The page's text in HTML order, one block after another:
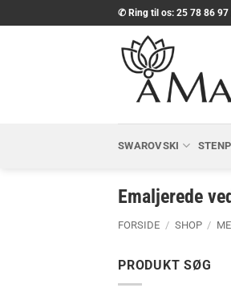
til
✆ Ring til os: 25 78 86 97
SWAROVSKI
Emaljerede
FORSIDE / SHOP /
PRODUKT SØG